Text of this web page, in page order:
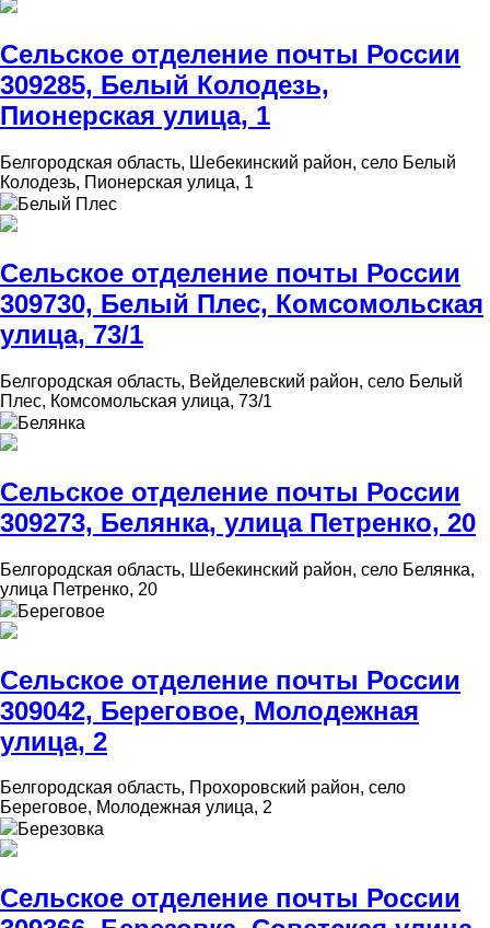
Сельское отделение почты России
309285, Белый Колодезь,
Пионерская улица, 1
Белгородская область, Шебекинский район, село Белый
Колодезь, Пионерская улица, 1
Белый Плес
Сельское отделение почты России
309730, Белый Плес, Комсомольская
улица, 73/1
Белгородская область, Вейделевский район, село Белый
Плес, Комсомольская улица, 73/1
Белянка
Сельское отделение почты России
309273, Белянка, улица Петренко, 20
Белгородская область, Шебекинский район, село Белянка,
улица Петренко, 20
Береговое
Сельское отделение почты России
309042, Береговое, Молодежная
улица, 2
Белгородская область, Прохоровский район, село
Береговое, Молодежная улица, 2
Березовка
Сельское отделение почты России